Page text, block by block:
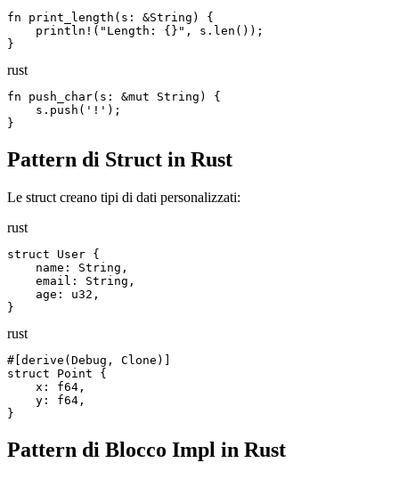
fn print_length(s: &String) {
    println!("Length: {}", s.len());
}
rust
fn push_char(s: &mut String) {
    s.push('!');
}
Pattern di Struct in Rust
Le struct creano tipi di dati personalizzati:
rust
struct User {
    name: String,
    email: String,
    age: u32,
}
rust
#[derive(Debug, Clone)]
struct Point {
    x: f64,
    y: f64,
}
Pattern di Blocco Impl in Rust